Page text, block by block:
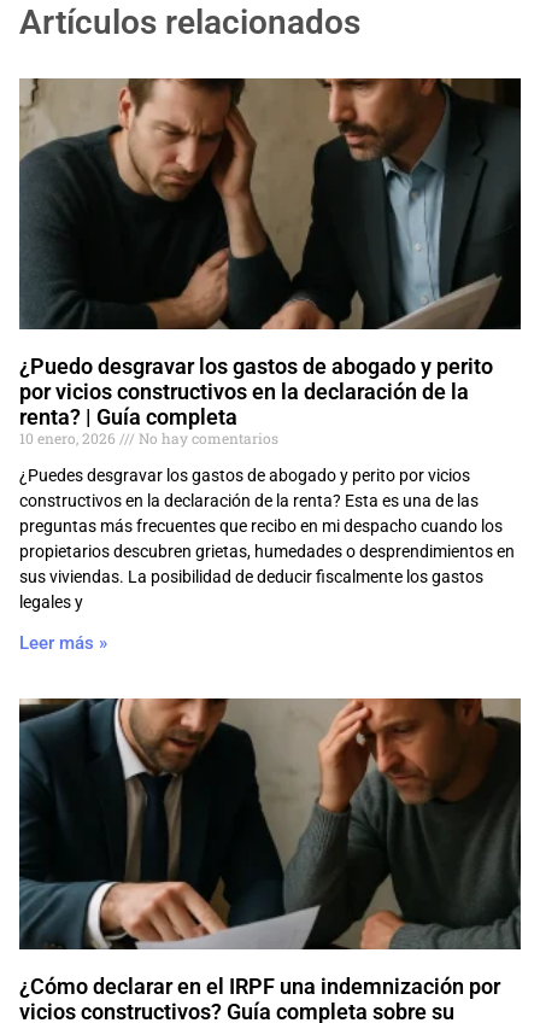
Artículos relacionados
¿Puedo desgravar los gastos de abogado y perito
por vicios constructivos en la declaración de la
renta? | Guía completa
10 enero, 2026
No hay comentarios
¿Puedes desgravar los gastos de abogado y perito por vicios
constructivos en la declaración de la renta? Esta es una de las
preguntas más frecuentes que recibo en mi despacho cuando los
propietarios descubren grietas, humedades o desprendimientos en
sus viviendas. La posibilidad de deducir fiscalmente los gastos
legales y
Leer más »
¿Cómo declarar en el IRPF una indemnización por
vicios constructivos? Guía completa sobre su